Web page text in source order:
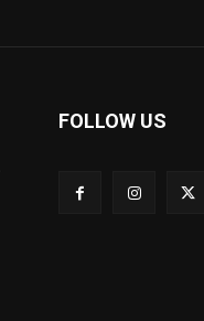
FOLLOW US